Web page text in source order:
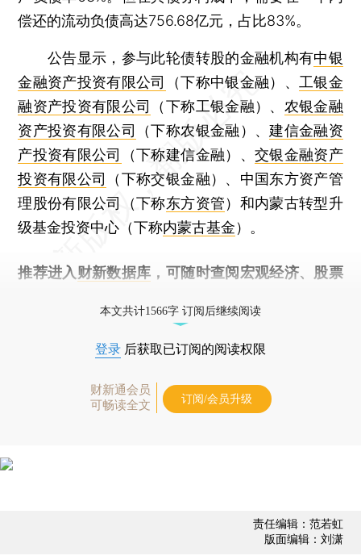
偿还的流动负债高达756.68亿元，占比83%。
公告显示，参与此轮债转股的金融机构有中银
金融资产投资有限公司
（下称中银金融）、 工银金
融资产投资有限公司
（下称工银金融）、 农银金融
资产投资有限公司
（下称农银金融）、建信金融资
产投资有限公司
（下称建信金融）、 交银金融资产
投资有限公司
（下称交银金融）、中国东方资产管
理股份有限公司（下称东方资管）和内蒙古转型升
级基金投资中心（下称内蒙古基金）。
推荐进入 财新数据库 ，可随时查阅宏观经济、股票
本文共计1566字 订阅后继续阅读
登录 后获取已订阅的阅读权限
财新通会员
可畅读全文
订阅/会员升级
责任编辑：范若虹
版面编辑：刘潇